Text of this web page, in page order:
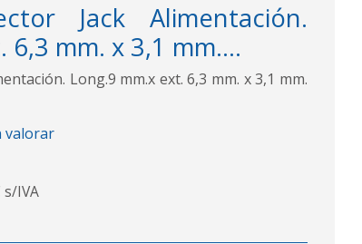
Jack Alimentación.
mm. x 3,1 mm....
Long.9 mm.x ext. 6,3 mm. x 3,1 mm.
valorar
s/IVA